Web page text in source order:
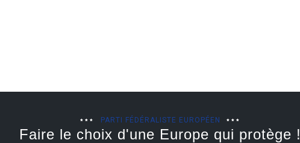
PARTI FÉDÉRALISTE EUROPÉEN
Faire le choix d'une Europe qui protège !